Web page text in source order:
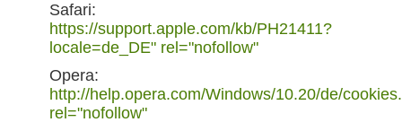
Safari:
https://support.apple.com/kb/PH21411?
locale=de_DE" rel="nofollow"
Opera:
http://help.opera.com/Windows/10.20/de/
rel="nofollow"